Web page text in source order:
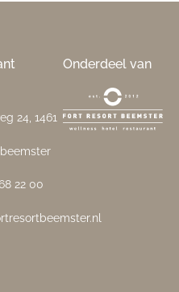
24, 1461
22 00
Onderdeel van